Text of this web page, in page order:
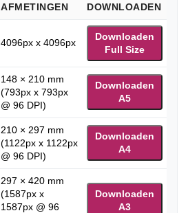
AFMETINGEN DOWNLOADEN
4096px x 4096px
Downloaden
Full Size
148 × 210 mm
(793px x 793px
@ 96 DPI)
Downloaden
A5
210 × 297 mm
(1122px x 1122px
@ 96 DPI)
Downloaden
A4
297 × 420 mm
(1587px x
1587px @ 96
Downloaden
A3